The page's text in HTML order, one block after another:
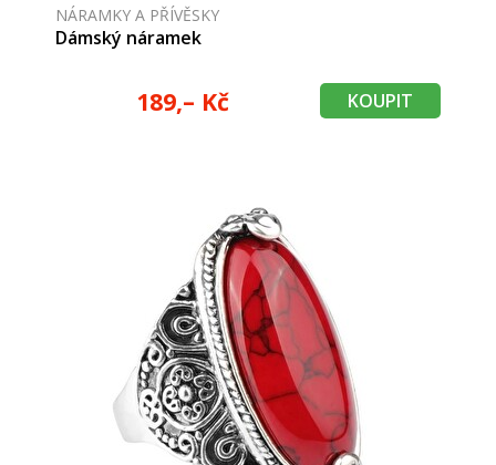
NÁRAMKY A PŘÍVĚSKY
Dámský náramek
189,– Kč KOUPIT